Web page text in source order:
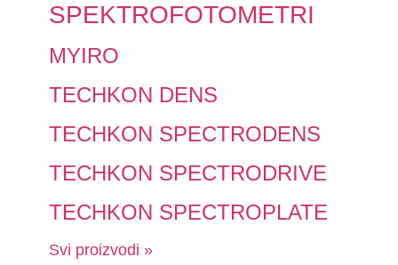
SPEKTROFOTOMETRI
MYIRO
TECHKON DENS
TECHKON SPECTRODENS
TECHKON SPECTRODRIVE
TECHKON SPECTROPLATE
Svi proizvodi »